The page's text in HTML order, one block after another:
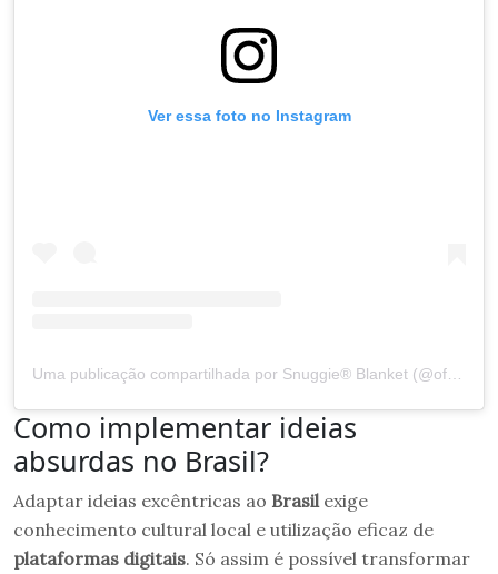
Ver essa foto no Instagram
Como implementar ideias
absurdas no Brasil?
Adaptar ideias excêntricas ao Brasilexige
conhecimento cultural local e utilização eficaz de
plataformas digitais. Só assim é possível transformar